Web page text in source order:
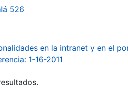
526
en la intranet y en el
1-16-2011